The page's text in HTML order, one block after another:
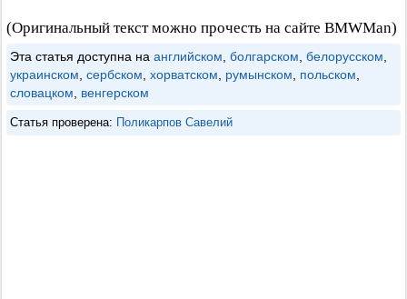
(Оригинальный текст можно прочесть на сайте BMWMan)
Эта статья доступна на английском болгарском белорусском
украинском сербском хорватском румынском польском
словацком
венгерском
Статья проверена: Поликарпов Савелий